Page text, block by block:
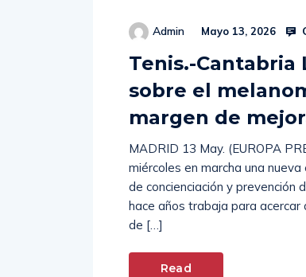
Admin Mayo 13, 2026
Tenis.-Cantabria
sobre el
margen de
MADRID 13 May. (EUROPA
miércoles en marcha una nueva
de concienciación y prevención
hace años trabaja para acercar
de […]
Read